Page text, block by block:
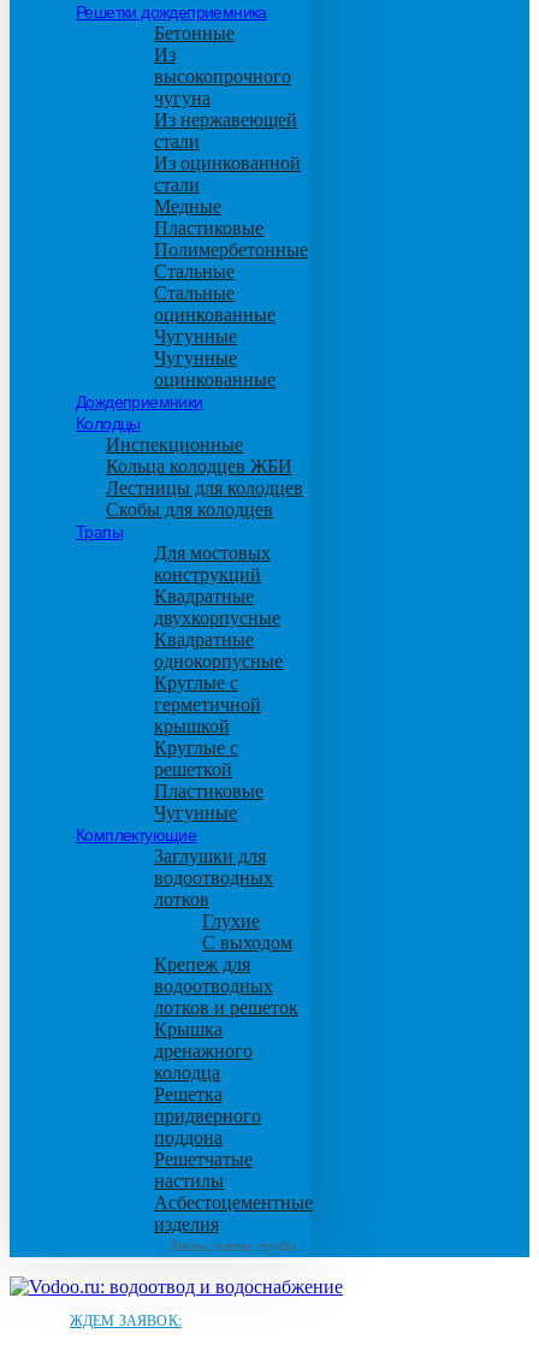
Решетки дождеприемника
Бетонные
Из
высокопрочного
чугуна
Из нержавеющей
стали
Из оцинкованной
стали
Медные
Пластиковые
Полимербетонные
Стальные
Стальные
оцинкованные
Чугунные
Чугунные
оцинкованные
Дождеприемники
Колодцы
Инспекционные
Кольца колодцев ЖБИ
Лестницы для колодцев
Скобы для колодцев
Трапы
Для мостовых
конструкций
Квадратные
двухкорпусные
Квадратные
однокорпусные
Круглые с
герметичной
крышкой
Круглые с
решеткой
Пластиковые
Чугунные
Комплектующие
Заглушки для
водоотводных
лотков
Глухие
С выходом
Крепеж для
водоотводных
лотков и решеток
Крышка
дренажного
колодца
Решетка
придверного
поддона
Решетчатые
настилы
Асбестоцементные
изделия
Листы, плиты, трубы
ЖДЕМ ЗАЯВОК: